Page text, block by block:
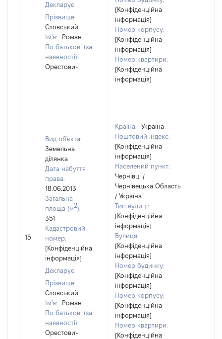
Декларує:
Прізвище:
Словський
Ім'я:
Роман
По батькові (за
наявності):
Орестович
[Конфіденційна
інформація]
Номер корпусу:
[Конфіденційна
інформація]
Номер квартири:
[Конфіденційна
інформація]
15
Вид об'єкта:
Земельна
ділянка
Дата набуття
права:
18.06.2013
Загальна
площа (м2):
351
Кадастровий
номер:
[Конфіденційна
інформація]
Декларує:
Прізвище:
Словський
Ім'я:
Роман
По батькові (за
наявності):
Орестович
Країна:
Україна
Поштовий індекс:
[Конфіденційна
інформація]
Населений пункт:
Чернівці /
Чернівецька Область
/ Україна
Тип вулиці:
[Конфіденційна
інформація]
Вулиця:
[Конфіденційна
інформація]
Номер будинку:
[Конфіденційна
інформація]
Номер корпусу:
[Конфіденційна
інформація]
Номер квартири:
[Конфіденційна